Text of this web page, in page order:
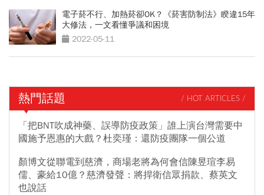
電子菸不行、加熱菸卻OK？《菸害防制法》睽違15年
大修法，一文看懂爭議和困境
2022-05-11
熱門話題 / HOT ARTICLES /
「把BNT吹成神藥、誤導防疫政策」誰上演台灣需要中
國施予恩惠的大戲？杜奕瑾：還防疫團隊一個公道
顏博文從聯電到慈濟，商場老將為何會信陳昱瑄李易
儒、豪給10億？慈濟發聲：將捍衛信眾捐款、蔡英文
也說話